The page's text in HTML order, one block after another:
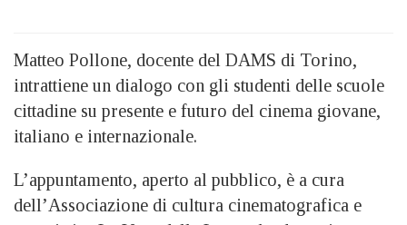
Matteo Pollone, docente del DAMS di Torino,
intrattiene un dialogo con gli studenti delle scuole
cittadine su presente e futuro del cinema giovane,
italiano e internazionale.
L’appuntamento, aperto al pubblico, è a cura
dell’Associazione di cultura cinematografica e